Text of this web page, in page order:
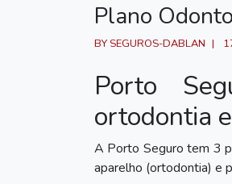
Plano
BY SEGUROS-DABLAN
Porto
ortodontia
A Porto Seguro tem 3
aparelho (ortodontia) e